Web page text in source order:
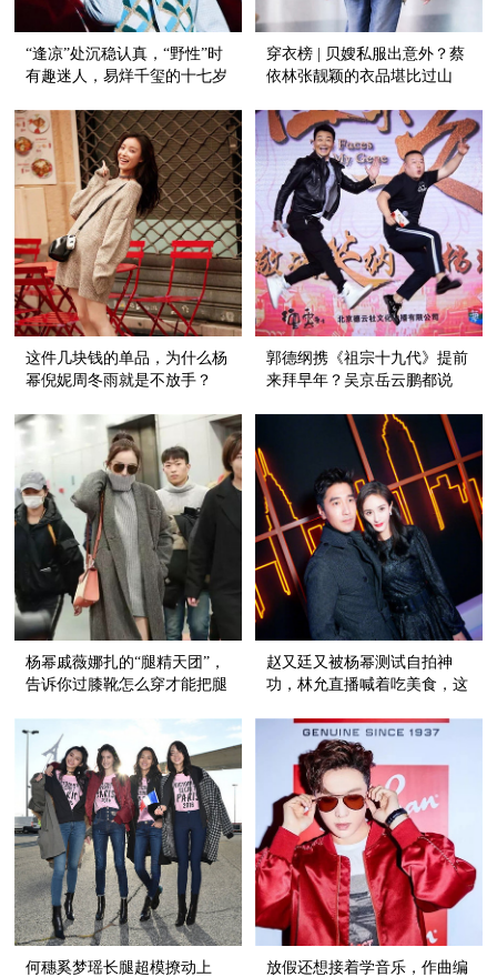
“逢凉”处沉稳认真，“野性”时
有趣迷人，易烊千玺的十七岁
穿衣榜 | 贝嫂私服出意外？蔡
依林张靓颖的衣品堪比过山
这件几块钱的单品，为什么杨
幂倪妮周冬雨就是不放手？
郭德纲携《祖宗十九代》提前
来拜早年？吴京岳云鹏都说
杨幂戚薇娜扎的“腿精天团”，
告诉你过膝靴怎么穿才能把腿
赵又廷又被杨幂测试自拍神
功，林允直播喊着吃美食，这
何穗奚梦瑶长腿超模撩动上
放假还想接着学音乐，作曲编